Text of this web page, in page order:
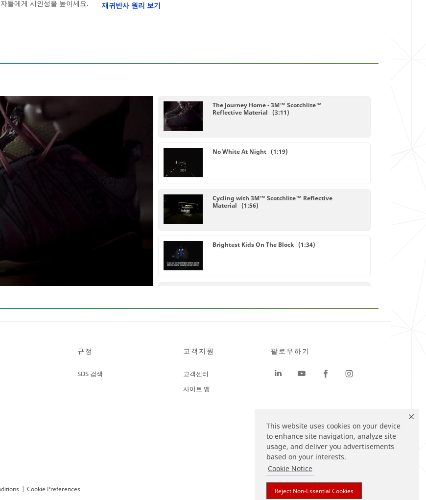
This website uses cookies on your device
to enhance site navigation, analyze site
usage, and deliver you advertisements
based on your interests.
Cookie Notice
Reject Non-Essential Cookies
들에게 시인성을 높이세요.
재귀반사 원리 보기
The Journey Home - 3M™ Scotchlite™
Reflective Material (3:11)
No White At Night (1:19)
Cycling with 3M™ Scotchlite™ Reflective
Material (1:56)
Brightest Kids On The Block (1:34)
규정
SDS 검색
고객지원
고객센터
사이트 맵
| Cookie Preferences
팔로우하기